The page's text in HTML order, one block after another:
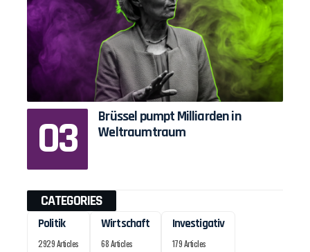
Brüssel pumpt Milliarden in
Weltraumtraum
CATEGORIES
Politik
2929 Articles
Wirtschaft
68 Articles
Investigativ
179 Articles